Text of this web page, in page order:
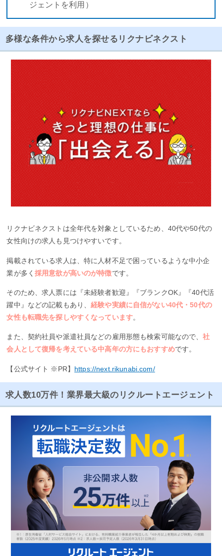
ジェントを利用）
多様な条件から求人を探せるリクナビネクスト
リクナビネクストは全年代を対象としているため、40代や50代の
女性向けの求人も見つけやすいです。
掲載されている求人は、特に人材不足で困っているような中小企
業が多く採用意欲が高いのが特徴です。
そのため、求人票には『未経験者歓迎』『ブランクOK』『40代活
躍中』などの記載もあり、経験や実績に自信がない40代・50代の
女性も転職先を探しやすくなっています。
また、契約社員や派遣社員などの雇用形態も検索可能なので、社
会人として復帰を考えている中高年の方にもおすすめです。
【公式サイト ※PR】 https://next.rikunabi.com/
求人数10万件！業界最大級のリクルートエージェント